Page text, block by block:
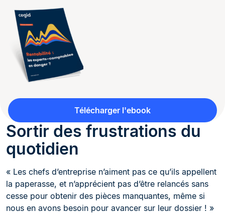
Télécharger l'ebook
Sortir des frustrations du
quotidien
« Les chefs d’entreprise n’aiment pas ce qu’ils appellent
la paperasse, et n’apprécient pas d’être relancés sans
cesse pour obtenir des pièces manquantes, même si
nous en avons besoin pour avancer sur leur dossier ! »